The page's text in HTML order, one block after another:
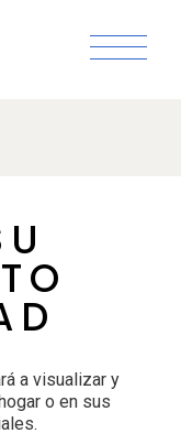
a visualizar y
o en sus